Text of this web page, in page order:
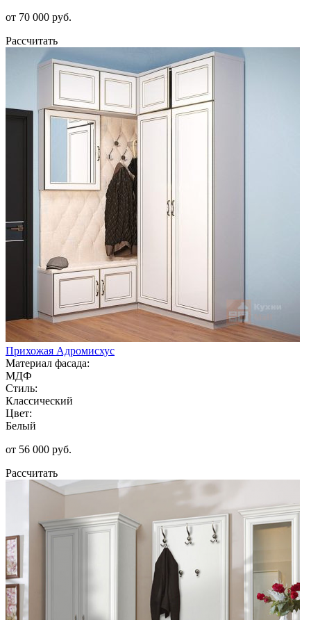
от 70 000 руб.
Рассчитать
Прихожая Адромисхус
Материал фасада:
МДФ
Стиль:
Классический
Цвет:
Белый
от 56 000 руб.
Рассчитать